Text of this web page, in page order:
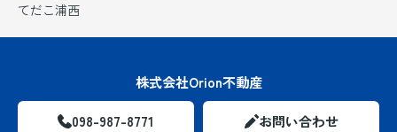
てだこ浦西
株式会社Orion不動産
098-987-8771 お問い合わせ